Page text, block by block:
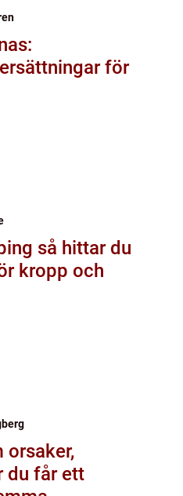
för
du
kropp och
du får ett